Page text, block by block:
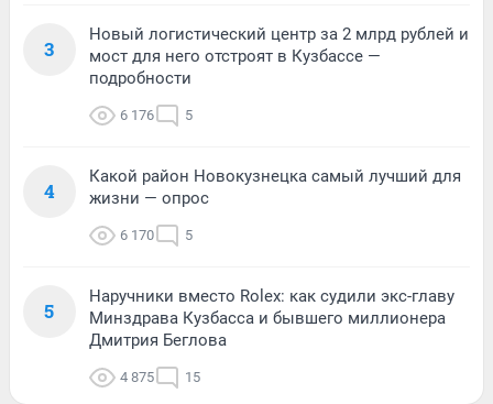
3
Новый логистический центр за 2 млрд рублей и
мост для него отстроят в Кузбассе —
подробности
6 176 5
4
Какой район Новокузнецка самый лучший для
жизни — опрос
6 170 5
5
Наручники вместо Rolex: как судили экс-главу
Минздрава Кузбасса и бывшего миллионера
Дмитрия Беглова
4 875 15